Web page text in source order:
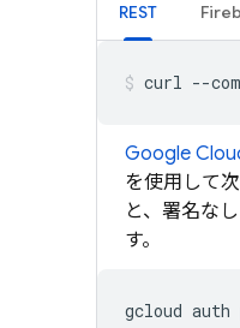
REST
curl --
Google
を使用して
と、署名な
す。
gcloud auth